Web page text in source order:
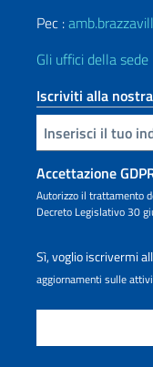
Pec :
Gli uffici della sede
Iscriviti alla
Inserisci la tua email
Accettazione
Autorizzo il trattamento
Decreto Legislativo 30
Sì, voglio iscrivermi
aggiornamenti sulle